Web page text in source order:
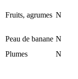
Fruits, agrumes N
Peau de banane N
Plumes
N